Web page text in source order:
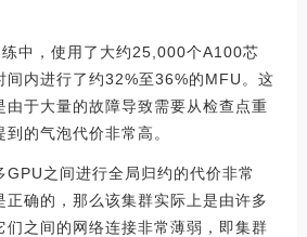
中，使用了大约25,000个A100芯
间内进行了约32%至36%的MFU。这
由于大量的故障导致需要从检查点重
的气泡代价非常高。
GPU之间进行全局归约的代价非常
正确的，那么该集群实际上是由许多
们之间的网络连接非常薄弱，即集群